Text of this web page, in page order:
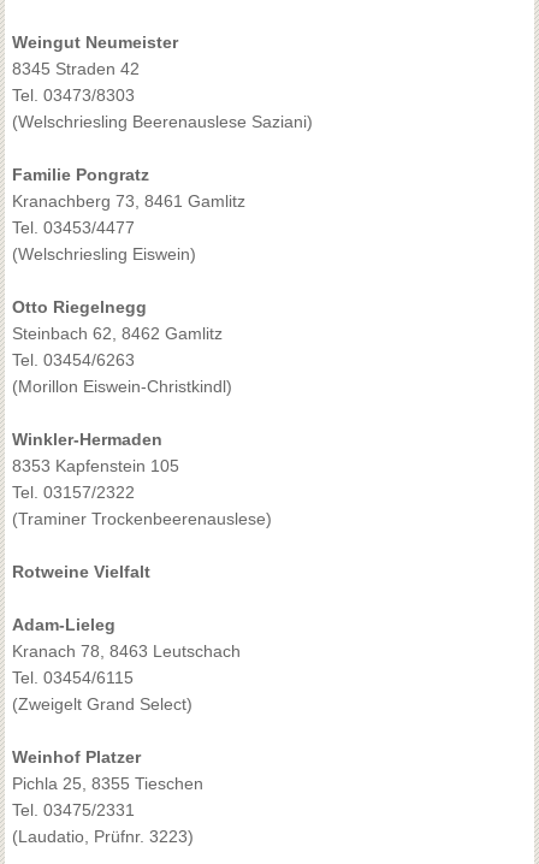
Weingut Neumeister
8345 Straden 42
Tel. 03473/8303
(Welschriesling Beerenauslese Saziani)
Familie Pongratz
Kranachberg 73, 8461 Gamlitz
Tel. 03453/4477
(Welschriesling Eiswein)
Otto Riegelnegg
Steinbach 62, 8462 Gamlitz
Tel. 03454/6263
(Morillon Eiswein-Christkindl)
Winkler-Hermaden
8353 Kapfenstein 105
Tel. 03157/2322
(Traminer Trockenbeerenauslese)
Rotweine Vielfalt
Adam-Lieleg
Kranach 78, 8463 Leutschach
Tel. 03454/6115
(Zweigelt Grand Select)
Weinhof Platzer
Pichla 25, 8355 Tieschen
Tel. 03475/2331
(Laudatio, Prüfnr. 3223)